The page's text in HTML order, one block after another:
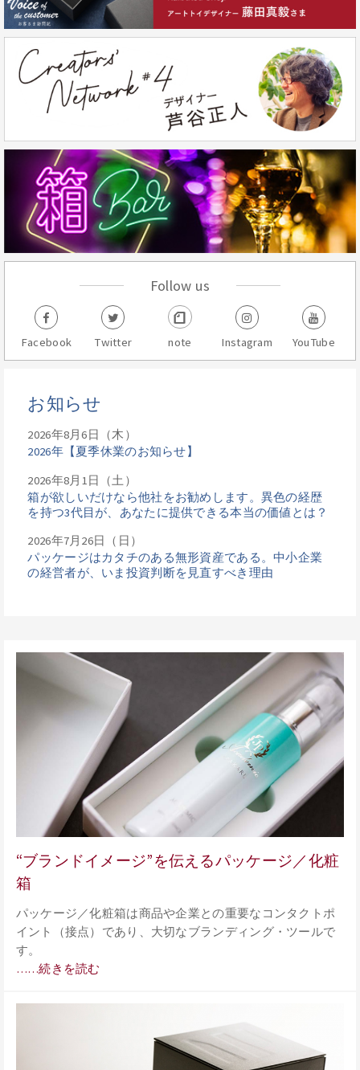
Follow us
Facebook Twitter note Instagram YouTube
お知らせ
2026年【夏季休業のお知らせ】
2026年8月6日（木）
箱が欲しいだけなら他社をお勧めします。異色の経歴
を持つ3代目が、あなたに提供できる本当の価値とは？
2026年8月1日（土）
パッケージはカタチのある無形資産である。中小企業
の経営者が、いま投資判断を見直すべき理由
2026年7月26日（日）
“ブランドイメージ”を伝えるパッケージ／化粧
箱
パッケージ／化粧箱は商品や企業との重要なコンタクトポ
イント（接点）であり、大切なブランディング・ツールで
す。
……続きを読む